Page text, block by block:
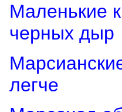
Маленькие
черных дыр
легче